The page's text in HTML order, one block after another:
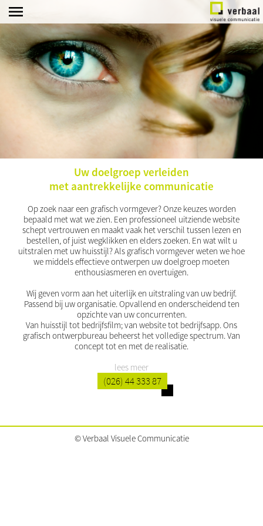
home
marketing
strategie
klanten
portfolio
Uw doelgroep verleiden
met aantrekkelijke communicatie
Op zoek naar een grafisch vormgever? Onze keuzes worden
bepaald met wat we zien. Een professioneel uitziende website
schept vertrouwen en maakt vaak het verschil tussen lezen en
bestellen, of juist wegklikken en elders zoeken. En wat wilt u
uitstralen met uw huisstijl? Als grafisch vormgever weten we hoe
we middels effectieve ontwerpen uw doelgroep moeten
enthousiasmeren en overtuigen.
Wij geven vorm aan het uiterlijk en uitstraling van uw bedrijf.
Passend bij uw organisatie. Opvallend en onderscheidend ten
opzichte van uw concurrenten.
Van huisstijl tot bedrijfsfilm; van website tot bedrijfsapp. Ons
grafisch ontwerpbureau beheerst het volledige spectrum. Van
concept tot en met de realisatie.
lees meer
(026) 44 333 87
© Verbaal Visuele Communicatie